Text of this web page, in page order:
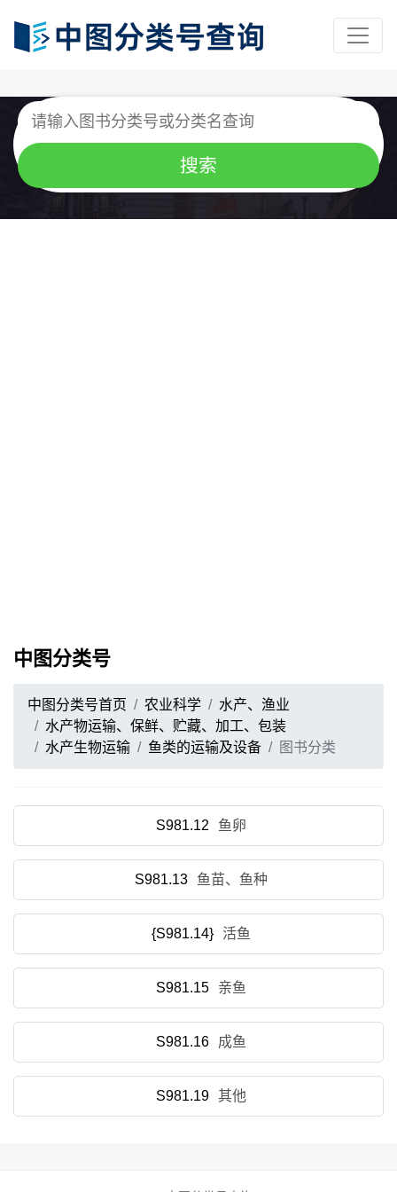
中图分类号
中图分类号首页 农业科学
水产、渔业
水产物运输、保鲜、贮藏、加工、包装
水产生物运输
鱼类的运输及设备 图书分类
S981.12 鱼卵
S981.13 鱼苗、鱼种
{S981.14} 活鱼
S981.15 亲鱼
S981.16 成鱼
S981.19 其他